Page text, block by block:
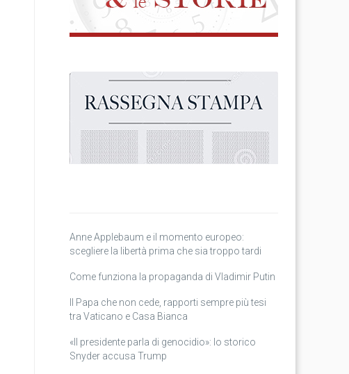
Anne Applebaum e il momento europeo:
scegliere la libertà prima che sia troppo tardi
Come funziona la propaganda di Vladimir Putin
Il Papa che non cede, rapporti sempre più tesi
tra Vaticano e Casa Bianca
«Il presidente parla di genocidio»: lo storico
Snyder accusa Trump